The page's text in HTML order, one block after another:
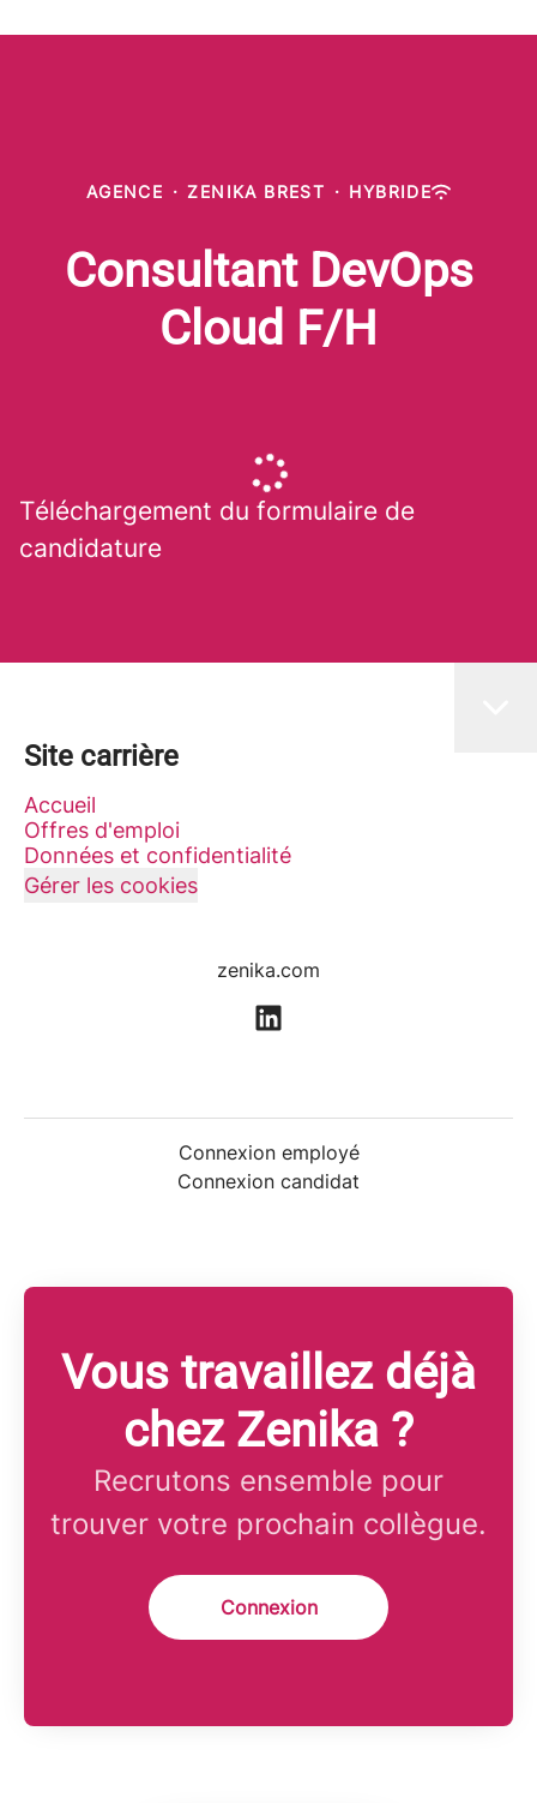
AGENCE · ZENIKA BREST · HYBRIDE
Consultant DevOps
Cloud F/H
Téléchargement du formulaire de
candidature
Site carrière
Accueil
Offres d'emploi
Données et confidentialité
Gérer les cookies
zenika.com
Connexion employé
Connexion candidat
Vous travaillez déjà
chez Zenika ?
Recrutons ensemble pour
trouver votre prochain collègue.
Connexion